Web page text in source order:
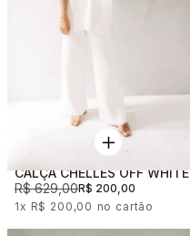
CALÇA CHELLES OFF WHITE
R$ 629,00R$ 200,00
1x R$ 200,00